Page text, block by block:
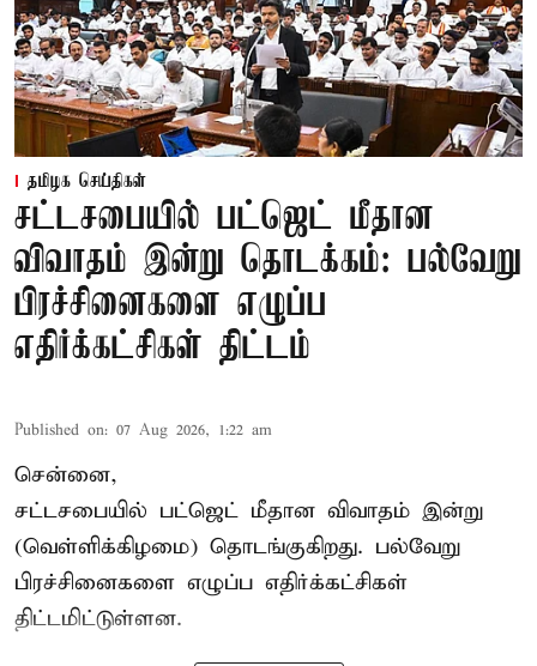
தமிழக செய்திகள்
சட்டசபையில் பட்ஜெட் மீதான
விவாதம் இன்று தொடக்கம்: பல்வேறு
பிரச்சினைகளை எழுப்ப
எதிர்க்கட்சிகள் திட்டம்
Published on: 07 Aug 2026, 1:22 am
சென்னை,
சட்டசபையில் பட்ஜெட் மீதான விவாதம் இன்று
(வெள்ளிக்கிழமை) தொடங்குகிறது. பல்வேறு
பிரச்சினைகளை எழுப்ப எதிர்க்கட்சிகள்
திட்டமிட்டுள்ளன.